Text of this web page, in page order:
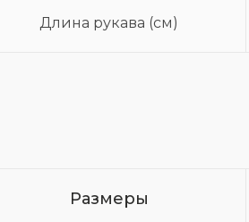
Длина рукава (см)
Размеры